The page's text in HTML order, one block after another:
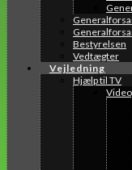
Bestyrelsen
Vedtægter
Vejledning
Hjælp til TV